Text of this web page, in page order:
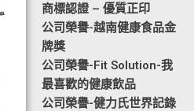
商標認證 – 優質正印
公司榮譽-越南健康食品金
牌獎
公司榮譽-Fit Solution-我
最喜歡的健康飲品
公司榮譽-健力氏世界記錄